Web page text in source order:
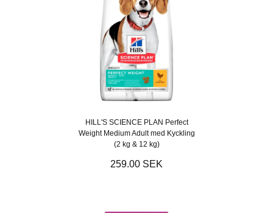
HILL'S SCIENCE PLAN Perfect
Weight Medium Adult med Kyckling
(2 kg & 12 kg)
259.00 SEK